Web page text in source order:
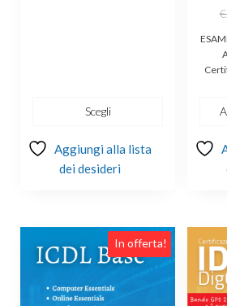
Scegli
Aggiungi alla lista
dei desideri
€
In offerta!
prodotto